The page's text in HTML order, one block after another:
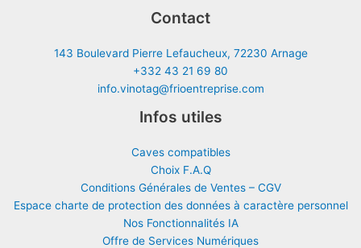
Contact
143 Boulevard Pierre Lefaucheux, 72230 Arnage
+332 43 21 69 80
info.vinotag@frioentreprise.com
Infos utiles
Caves compatibles
Choix F.A.Q
Conditions Générales de Ventes – CGV
Espace charte de protection des données à caractère personnel
Nos Fonctionnalités IA
Offre de Services Numériques